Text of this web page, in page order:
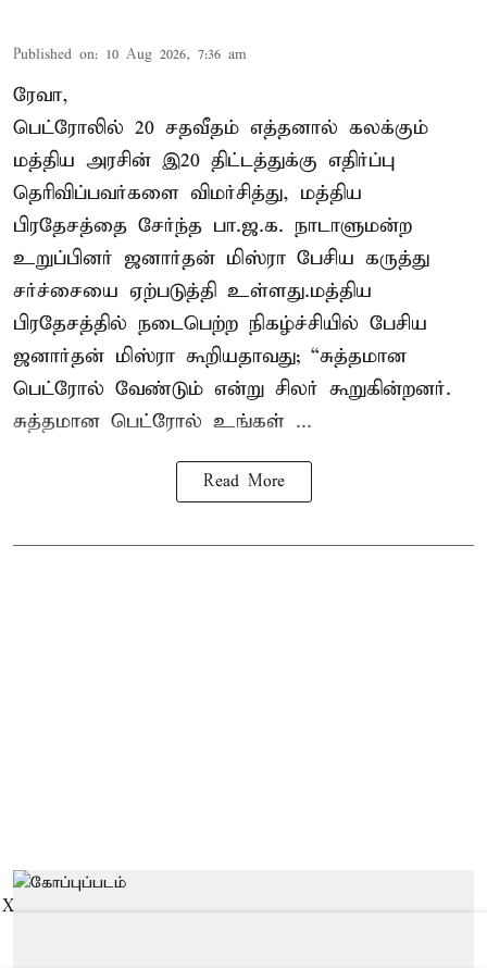
Published on: 10 Aug 2026, 7:36 am
ரேவா,
பெட்ரோலில் 20 சதவீதம் எத்தனால் கலக்கும்
மத்திய அரசின் இ20 திட்டத்துக்கு எதிர்ப்பு
தெரிவிப்பவர்களை விமர்சித்து, மத்திய
பிரதேசத்தை சேர்ந்த பா.ஜ.க. நாடாளுமன்ற
உறுப்பினர் ஜனார்தன் மிஸ்ரா பேசிய கருத்து
சர்ச்சையை ஏற்படுத்தி உள்ளது.மத்திய
பிரதேசத்தில் நடைபெற்ற நிகழ்ச்சியில் பேசிய
ஜனார்தன் மிஸ்ரா கூறியதாவது; “சுத்தமான
பெட்ரோல் வேண்டும் என்று சிலர் கூறுகின்றனர்.
சுத்தமான பெட்ரோல் உங்கள் ...
Read More
X